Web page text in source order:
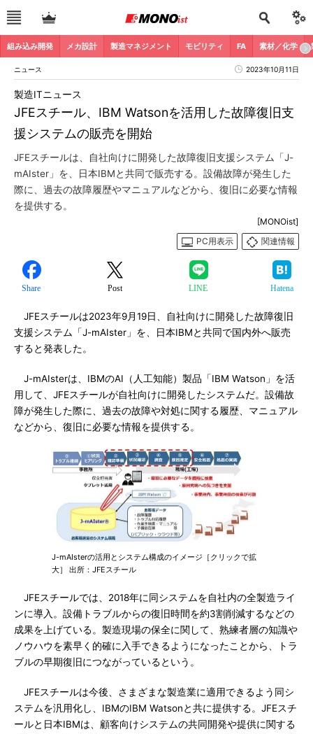
組み込み開発 メカ設計 製造マネジメント モビリティ FA 素材／化学
ニュース 2023年10月11日
JFEスチール、IBM Watsonを活用した故障復旧支
援システムの販売を開始
製造ITニュース
JFEスチールは、自社向けに開発した故障復旧支援システム「J-
mAIster」を、日本IBMと共同で販売する。設備故障が発生した
際に、過去の故障履歴やマニュアルなどから、復旧に必要な情報
を提供する。
[MONOist]
PC用表示
関連情報
Share Post LINE Hatena
JFEスチールは2023年9月19日、自社向けに開発した故障復旧
支援システム「J-mAIster」を、日本IBMと共同で国内外へ販売
すると発表した。
J-mAIsterは、IBMのAI（人工知能）製品「IBM Watson」を活
用して、JFEスチールが自社向けに開発したシステムだ。設備故
障が発生した際に、過去の故障や対処に関する履歴、マニュアル
などから、復旧に必要な情報を提供する。
J-mAIsterの活用とシステム構成のイメージ［クリックで拡
大］ 出所：JFEスチール
JFEスチールでは、2018年に同システムを自社内の全製造ライ
ンに導入。設備トラブルからの復旧時間を約3割削減するなどの
成果を上げている。製造現場の保全に関して、熟練者層の知識や
ノウハウを素早く的確に入手できるようになったことから、トラ
ブルの早期復旧につながっているという。
JFEスチールは今後、さまざまな製造業に適用できるよう同シ
ステムを汎用化し、IBMのIBM Watsonと共に提供する。JFEスチ
ールと日本IBMは、顧客向けシステムの共同開発や提供に関する